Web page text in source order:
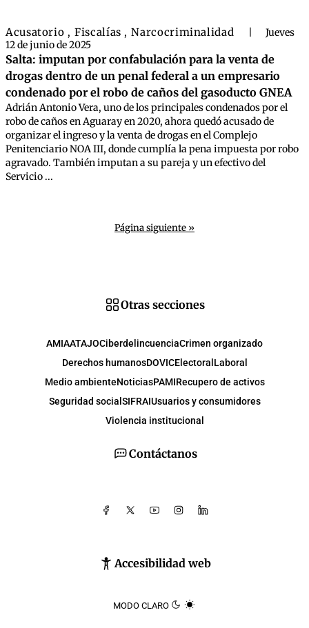
Acusatorio , Fiscalías , Narcocriminalidad
Jueves
12 de junio de 2025
Salta: imputan por confabulación para la venta de
drogas dentro de un penal federal a un empresario
condenado por el robo de caños del gasoducto GNEA
Adrián Antonio Vera, uno de los principales condenados por el
robo de caños en Aguaray en 2020, ahora quedó acusado de
organizar el ingreso y la venta de drogas en el Complejo
Penitenciario NOA III, donde cumplía la pena impuesta por robo
agravado. También imputan a su pareja y un efectivo del
Servicio ...
Página siguiente »
Contáctanos
Accesibilidad web
MODO CLARO
Otras secciones
AMIAATAJOCiberdelincuenciaCrimen organizado
Derechos humanosDOVICElectoral Laboral
Medio ambienteNoticiasPAMIRecupero de activos
Seguridad social SIFRAIUsuarios y consumidores
Violencia institucional